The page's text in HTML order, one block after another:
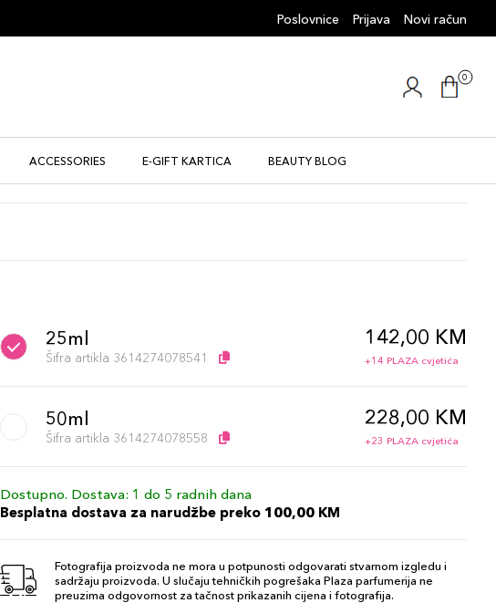
Poslovnice Prijava Novi račun
0
ACCESSORIES E-GIFT KARTICA BEAUTY BLOG
25ml
Šifra artikla 3614274078541
142,00 KM
+14 PLAZA cvjetića
50ml
Šifra artikla 3614274078558
228,00 KM
+23 PLAZA cvjetića
Dostupno. Dostava: 1 do 5 radnih dana
Besplatna dostava za narudžbe preko 100,00 KM
Fotografija proizvoda ne mora u potpunosti odgovarati stvarnom izgledu i
sadržaju proizvoda. U slučaju tehničkih pogrešaka Plaza parfumerija ne
preuzima odgovornost za tačnost prikazanih cijena i fotografija.